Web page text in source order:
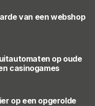
van een webshop
op oude
casinogames
op een opgerolde